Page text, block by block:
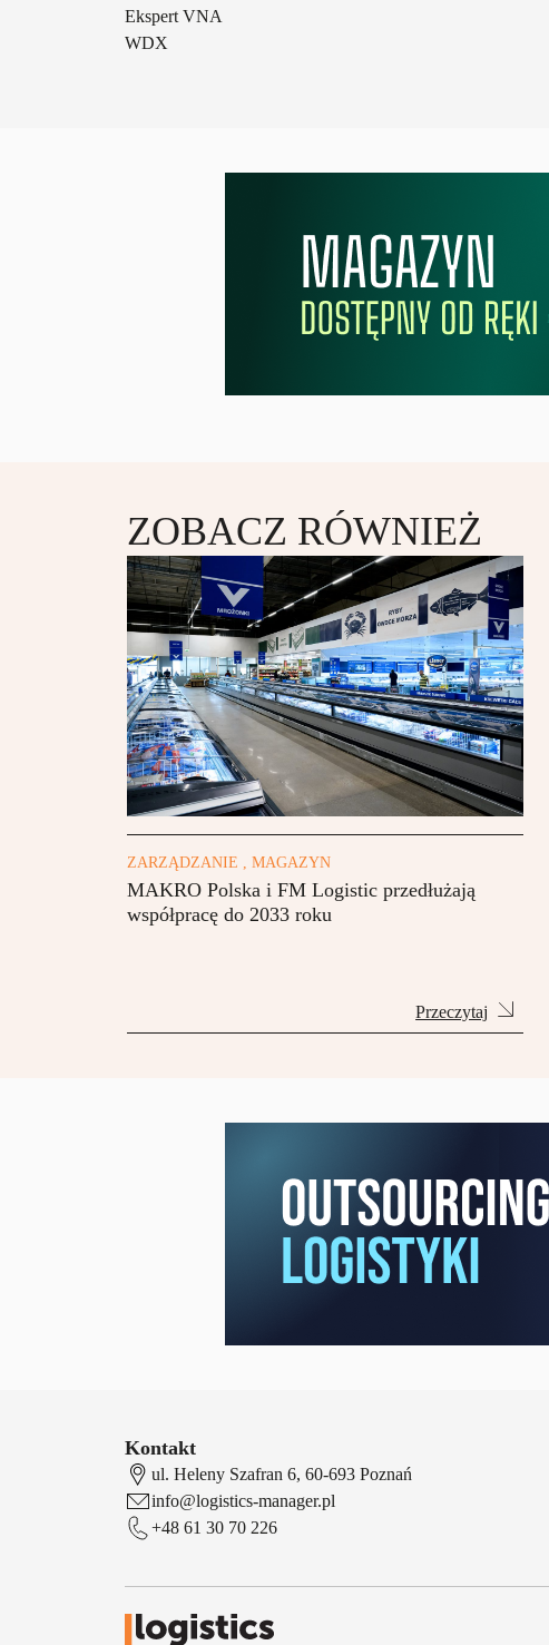
Ekspert VNA
WDX
ZOBACZ RÓWNIEŻ
ZARZĄDZANIE , MAGAZYN
MAKRO Polska i FM Logistic przedłużają
współpracę do 2033 roku
Przeczytaj
Kontakt
ul. Heleny Szafran 6, 60-693 Poznań
info@logistics-manager.pl
+48 61 30 70 226